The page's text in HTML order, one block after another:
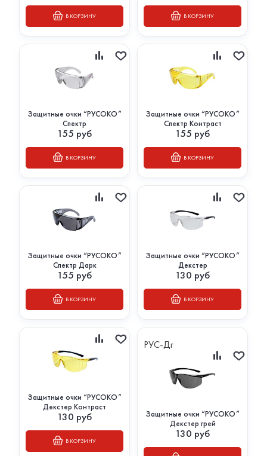
В КОРЗИНУ В КОРЗИНУ
Защитные очки “РУСОКО”
Спектр
155 руб
В КОРЗИНУ
Защитные очки “РУСОКО”
Спектр Контраст
155 руб
В КОРЗИНУ
Защитные очки “РУСОКО”
Спектр Дарк
155 руб
В КОРЗИНУ
Защитные очки “РУСОКО”
Декстер
130 руб
В КОРЗИНУ
Защитные очки “РУСОКО”
Декстер Контраст
130 руб
В КОРЗИНУ
РУС-Дг
Защитные очки “РУСОКО”
Декстер грей
130 руб